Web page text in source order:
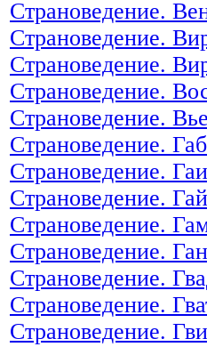
Страноведение.
Страноведение.
Страноведение.
Страноведение.
Страноведение.
Страноведение.
Страноведение.
Страноведение.
Страноведение.
Страноведение.
Страноведение.
Страноведение.
Страноведение.